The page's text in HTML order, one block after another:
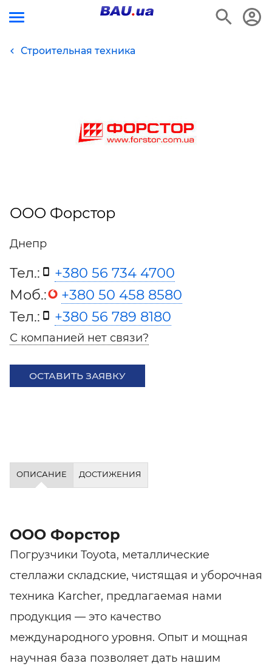
Строительная техника
ООО Форстор
Днепр
Тел.:
+380 56 734 4700
Моб.:
+380 50 458 8580
Тел.:
+380 56 789 8180
С компанией нет связи?
ОСТАВИТЬ ЗАЯВКУ
ОПИСАНИЕ ДОСТИЖЕНИЯ
ООО Форстор
Погрузчики Toyota, металлические
стеллажи складские, чистящая и уборочная
техника Karcher, предлагаемая нами
продукция — это качество
международного уровня. Опыт и мощная
научная база позволяет дать нашим